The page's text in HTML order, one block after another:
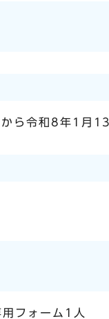
ら令和8年1月
フォーム1人